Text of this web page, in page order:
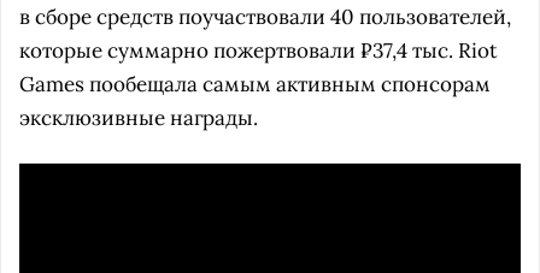
в сборе средств поучаствовали 40 пользователей,
которые суммарно пожертвовали ₽37,4 тыс. Riot
Games пообещала самым активным спонсорам
эксклюзивные награды.